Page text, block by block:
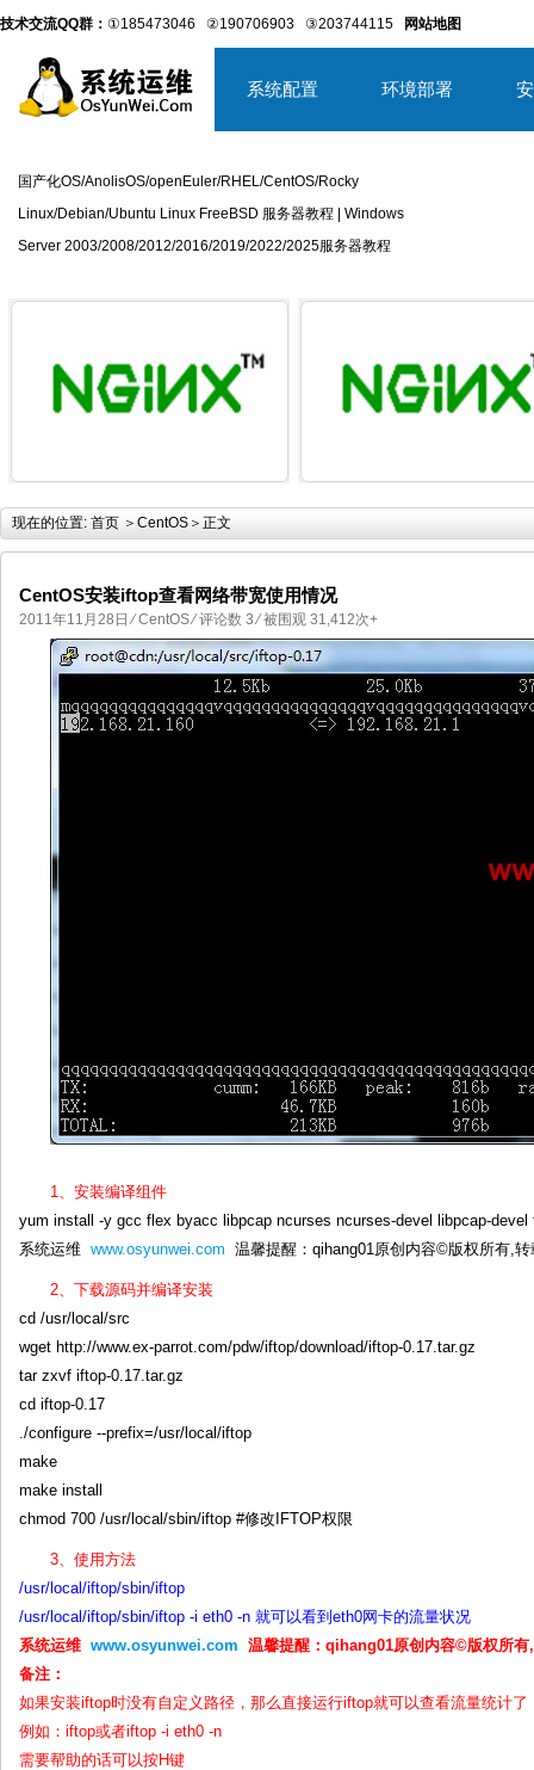
技术交流QQ群： ①185473046 ②190706903 ③203744115 网站地图
系统配置 环境部署
国产化OS/AnolisOS/openEuler/RHEL/CentOS/Rocky
Linux/Debian/Ubuntu Linux FreeBSD 服务器教程 | Windows
Server 2003/2008/2012/2016/2019/2022/2025服务器教程
国产化操作系统欧拉openEuler编 国产化操作系统Anolis OS编
现在的位置: 首页 ＞ CentOS ＞正文
CentOS安装iftop查看网络带宽使用情况
2011年11月28日 ⁄CentOS ⁄评论数 3⁄ 被围观 31,412次+
1、安装编译组件
yum install -y gcc flex byacc libpcap ncurses ncurses-devel libpcap-devel
系统运维 www.osyunwei.com 温馨提醒：qihang01原创内容©版权所有,
2、下载源码并编译安装
cd /usr/local/src
wget http://www.ex-parrot.com/pdw/iftop/download/iftop-0.17.tar.gz
tar zxvf iftop-0.17.tar.gz
cd iftop-0.17
./configure --prefix=/usr/local/iftop
make
make install
chmod 700 /usr/local/sbin/iftop #修改IFTOP权限
3、使用方法
/usr/local/iftop/sbin/iftop
/usr/local/iftop/sbin/iftop -i eth0 -n 就可以看到eth0网卡的流量状况
系统运维 www.osyunwei.com 温馨提醒：qihang01原创内容©版权所有
备注：
如果安装iftop时没有自定义路径，那么直接运行iftop就可以查看流量统计了
例如：iftop或者iftop -i eth0 -n
需要帮助的话可以按H键